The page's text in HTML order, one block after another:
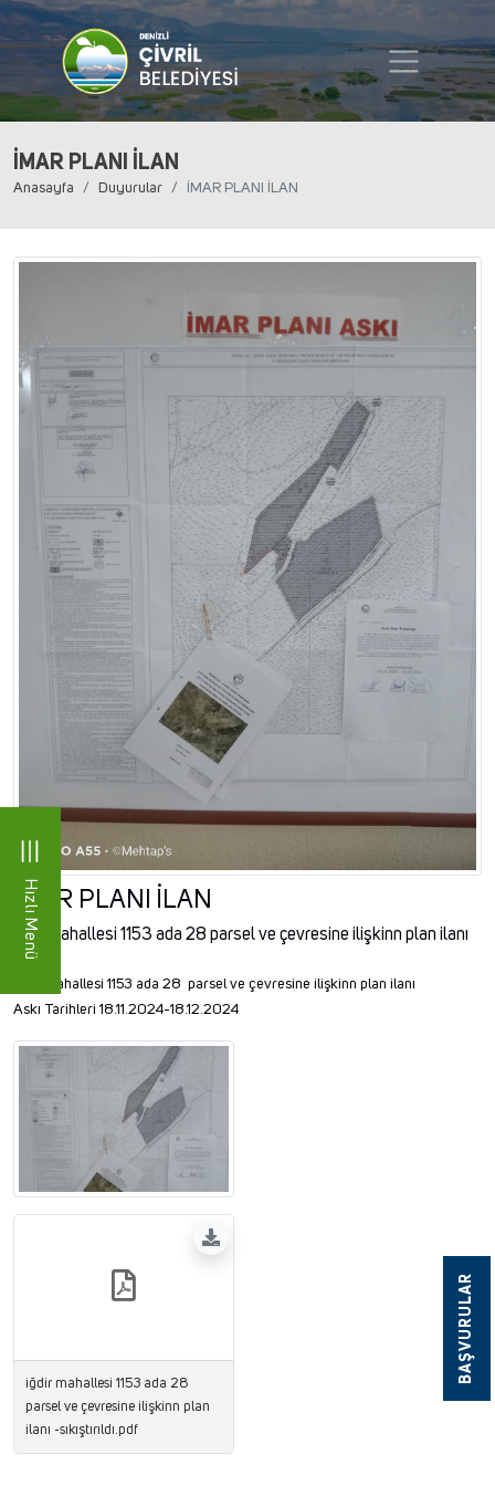
Hızlı Menü
BAŞVURULAR
İMAR PLANI İLAN
Anasayfa Duyurular İMAR PLANI İLAN
İMAR PLANI İLAN
iğdir mahallesi 1153 ada 28 parsel ve çevresine ilişkinn plan ilanı
İğdir Mahallesi 1153 ada 28 parsel ve çevresine ilişkinn plan ilanı
Askı Tarihleri 18.11.2024-18.12.2024
iğdir mahallesi 1153 ada 28
parsel ve çevresine ilişkinn plan
ilanı -sıkıştırıldı.pdf